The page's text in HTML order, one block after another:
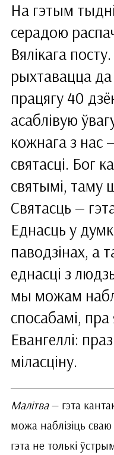
На гэтым
серадою
Вялікага
рыхтавацца да
працягу 40
асаблівую
кожнага з нас
святасці. Бог
святымі, таму
Святасць —
Еднасць у
паводзінах, а
еднасці з
мы можам
спосабамі,
Евангеллі:
міласціну.
Малітва— гэта
можа наблізіць
гэта не толькі